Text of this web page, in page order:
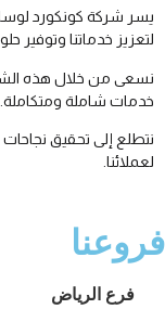
يسر شركة كونكورد
لتعزيز خدماتنا وتوفير
نسعى من خلال هذه
خدمات شاملة ومتكاملة.
نتطلع إلى تحقيق
لعملائنا.
فروعنا
فرع الرياض